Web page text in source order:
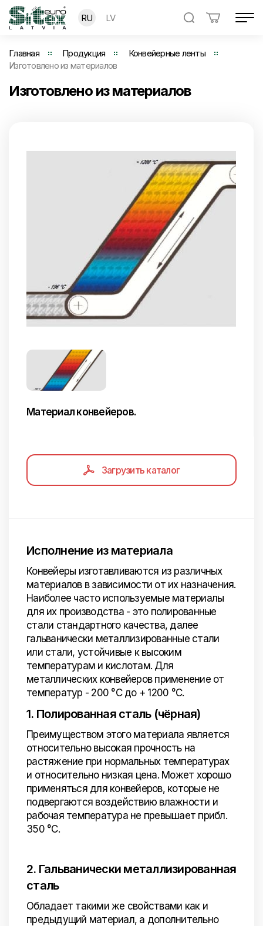
RU LV
Главная Продукция
Конвейерные ленты
Изготовлено из материалов
Изготовлено из материалов
Материал конвейеров.
Загрузить каталог
Исполнение из материала
Конвейеры изготавливаются из различных
материалов в зависимости от их назначения.
Наиболее часто используемые материалы
для их производства - это полированные
стали стандартного качества, далее
гальванически металлизированные стали
или стали, устойчивые к высоким
температурам и кислотам. Для
металлических конвейеров применение от
температур - 200 °C до + 1200 °C.
1. Полированная сталь (чёрная)
Преимуществом этого материала является
относительно высокая прочность на
растяжение при нормальных температурах
и относительно низкая цена. Может хорошо
применяться для конвейеров, которые не
подвергаются воздействию влажности и
рабочая температура не превышает прибл.
350 °C.
2. Гальванически металлизированная
сталь
Обладает такими же свойствами как и
предыдущий материал, а дополнительно